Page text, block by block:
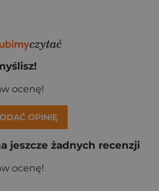
ocenę!
OPINIĘ
jeszcze żadnych recenzji
ocenę!